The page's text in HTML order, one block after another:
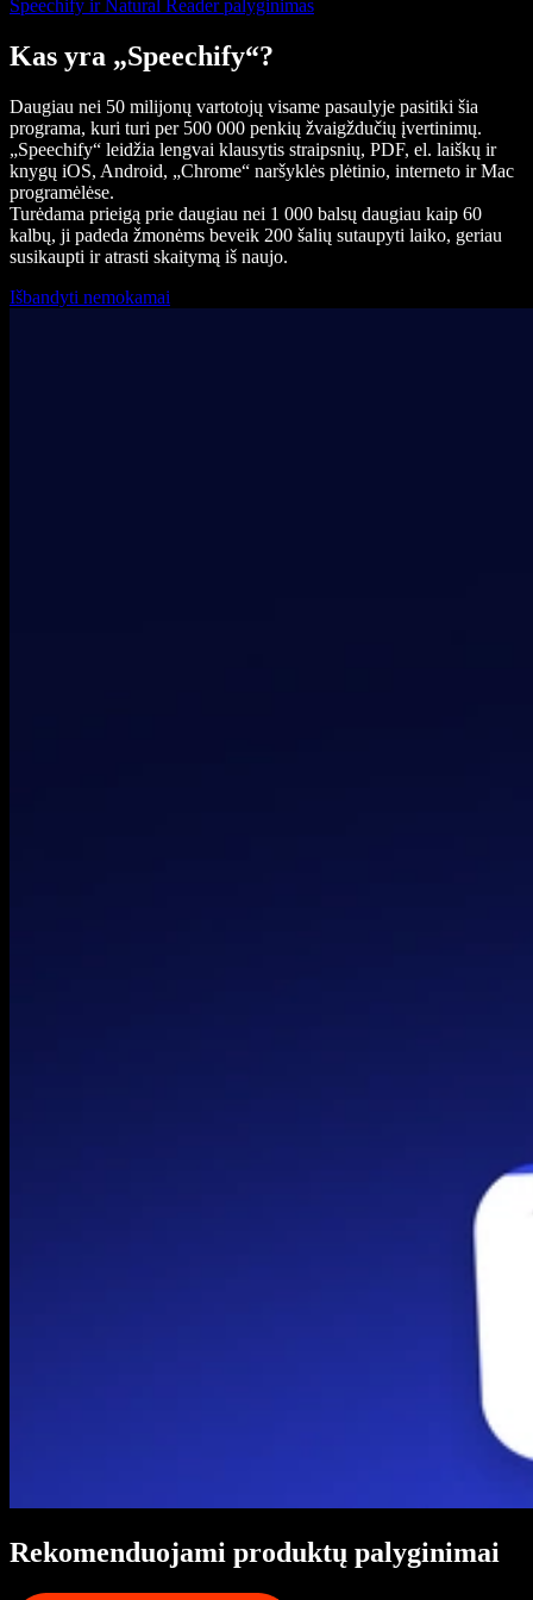
Speechify ir Natural Reader palyginimas
Kas yra „Speechify“?
Daugiau nei 50 milijonų vartotojų visame pasaulyje pasitiki šia
programa, kuri turi per 500 000 penkių žvaigždučių įvertinimų.
„Speechify“ leidžia lengvai klausytis straipsnių, PDF, el. laiškų ir
knygų iOS, Android, „Chrome“ naršyklės plėtinio, interneto ir Mac
programėlėse.
Turėdama prieigą prie daugiau nei 1 000 balsų daugiau kaip 60
kalbų, ji padeda žmonėms beveik 200 šalių sutaupyti laiko, geriau
susikaupti ir atrasti skaitymą iš naujo.
Išbandyti nemokamai
Rekomenduojami produktų palyginimai